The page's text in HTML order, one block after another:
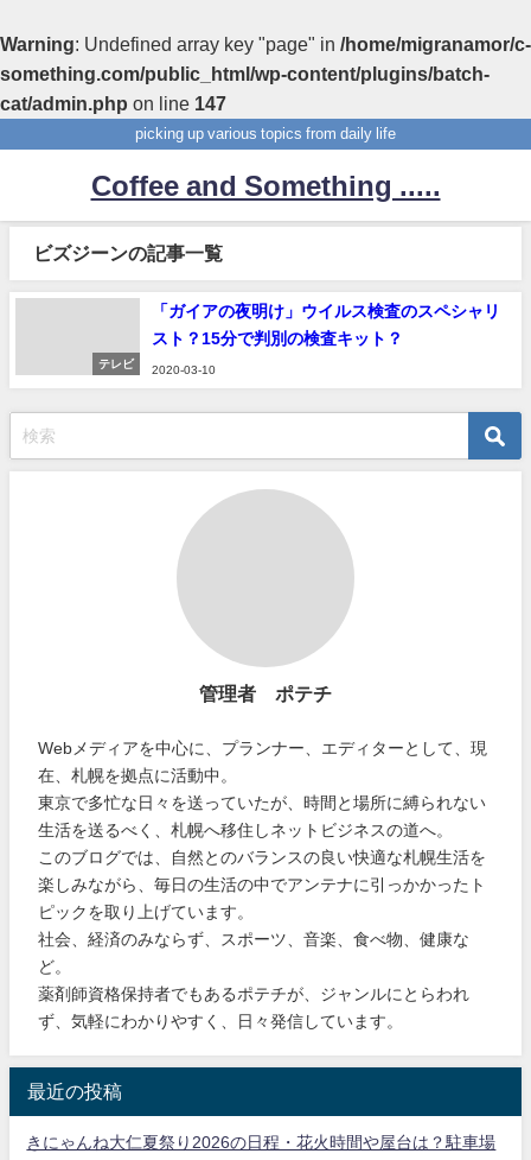
Warning: Undefined array key "page" in /home/migranamor/c-
something.com/public_html/wp-content/plugins/batch-
cat/admin.php on line 147
picking up various topics from daily life
Coffee and Something .....
ビズジーンの記事一覧
テレビ
「ガイアの夜明け」ウイルス検査のスペシャリ
スト？15分で判別の検査キット？
2020-03-10
管理者 ポテチ
Webメディアを中心に、プランナー、エディターとして、現
在、札幌を拠点に活動中。
東京で多忙な日々を送っていたが、時間と場所に縛られない
生活を送るべく、札幌へ移住しネットビジネスの道へ。
このブログでは、自然とのバランスの良い快適な札幌生活を
楽しみながら、毎日の生活の中でアンテナに引っかかったト
ピックを取り上げています。
社会、経済のみならず、スポーツ、音楽、食べ物、健康な
ど。
薬剤師資格保持者でもあるポテチが、ジャンルにとらわれ
ず、気軽にわかりやすく、日々発信しています。
最近の投稿
きにゃんね大仁夏祭り2026の日程・花火時間や屋台は？駐車場